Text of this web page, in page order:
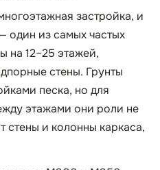
застройка, и
один из самых частых
на 12–25 этажей,
стены. Грунты
песка, но для
этажами они роли не
стены и колонны каркаса,